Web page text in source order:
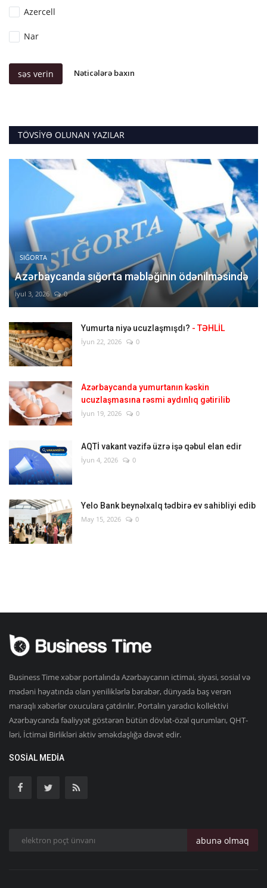
Azercell
Nar
səs verin Nəticələrə baxın
TÖVSIYƏ OLUNAN YAZILAR
SIĞORTA
Azərbaycanda sığorta məbləğinin ödənilməsində
İyul 3, 2026 0
Yumurta niyə ucuzlaşmışdı? - TƏHLİL
İyun 22, 2026 0
Azərbaycanda yumurtanın kəskin
ucuzlaşmasına rəsmi aydınlıq gətirilib
İyun 19, 2026 0
AQTİ vakant vəzifə üzrə işə qəbul elan edir
İyun 4, 2026 0
Yelo Bank beynəlxalq tədbirə ev sahibliyi edib
May 15, 2026 0
Business Time xəbər portalında Azərbaycanın ictimai, siyasi, sosial və
mədəni həyatında olan yeniliklərlə bərabər, dünyada baş verən
maraqlı xəbərlər oxuculara çatdırılır. Portalın yaradıcı kollektivi
Azərbaycanda fəaliyyət göstərən bütün dövlət-özəl qurumları, QHT-
ləri, İctimai Birlikləri aktiv əməkdaşlığa dəvət edir.
SOSIAL MEDIA
abunə olmaq